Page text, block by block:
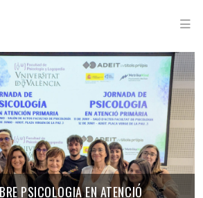
PSICOLOGIA EN ATENCIÓ